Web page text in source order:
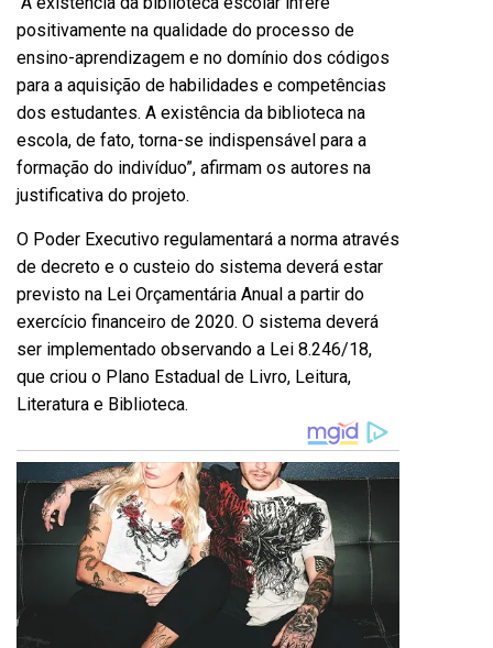
positivamente na qualidade do processo de
ensino-aprendizagem e no domínio dos códigos
para a aquisição de habilidades e competências
dos estudantes. A existência da biblioteca na
escola, de fato, torna-se indispensável para a
formação do indivíduo”, afirmam os autores na
justificativa do projeto.
O Poder Executivo regulamentará a norma através
de decreto e o custeio do sistema deverá estar
previsto na Lei Orçamentária Anual a partir do
exercício financeiro de 2020. O sistema deverá
ser implementado observando a Lei 8.246/18,
que criou o Plano Estadual de Livro, Leitura,
Literatura e Biblioteca.